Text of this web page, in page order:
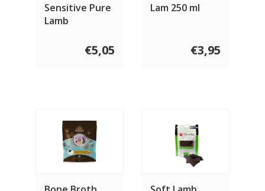
Sensitive Pure
Lamb
€5,05
Lam 250 ml
€3,95